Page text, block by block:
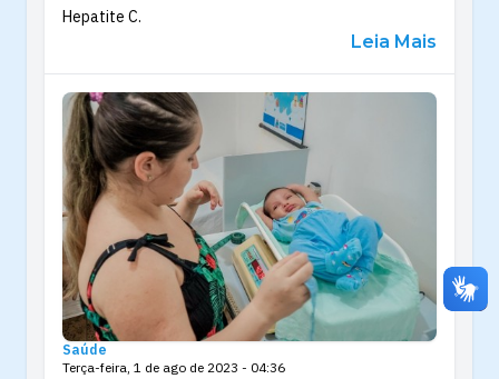
Hepatite C.
Leia Mais
Saúde
Terça-feira, 1 de ago de 2023 - 04:36